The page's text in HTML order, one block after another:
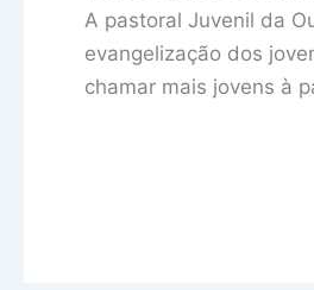
A pastoral Juvenil da
evangelização dos
chamar mais jovens à